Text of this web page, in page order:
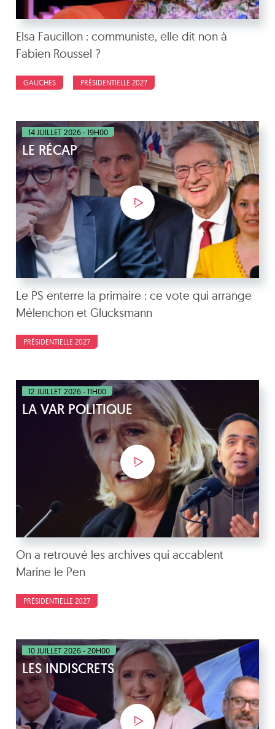
Elsa Faucillon : communiste, elle dit non à
Fabien Roussel ?
GAUCHES PRÉSIDENTIELLE 2027
14 JUILLET 2026 - 19H00
LE RÉCAP
Le PS enterre la primaire : ce vote qui arrange
Mélenchon et Glucksmann
PRÉSIDENTIELLE 2027
12 JUILLET 2026 - 11H00
LA VAR POLITIQUE
On a retrouvé les archives qui accablent
Marine le Pen
PRÉSIDENTIELLE 2027
10 JUILLET 2026 - 20H00
LES INDISCRETS